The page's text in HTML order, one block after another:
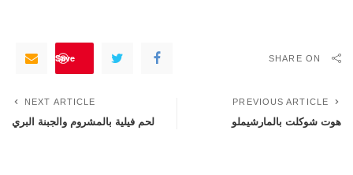
SHARE ON
Save
PREVIOUS ARTICLE
هوت شوكلت بالمارشيملو
NEXT ARTICLE
لحم فيلية بالمشروم والجبنة البري